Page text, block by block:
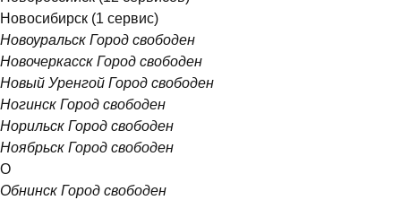
Новосибирск (1 сервис)
Новоуральск Город свободен
Новочеркасск Город свободен
Новый Уренгой Город свободен
Ногинск Город свободен
Норильск Город свободен
Ноябрьск Город свободен
О
Обнинск Город свободен